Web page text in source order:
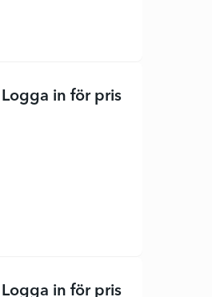
Logga in för pris
Logga in för pris